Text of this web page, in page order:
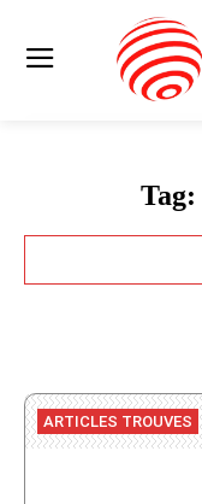
Tag:
ARTICLES TROUVES